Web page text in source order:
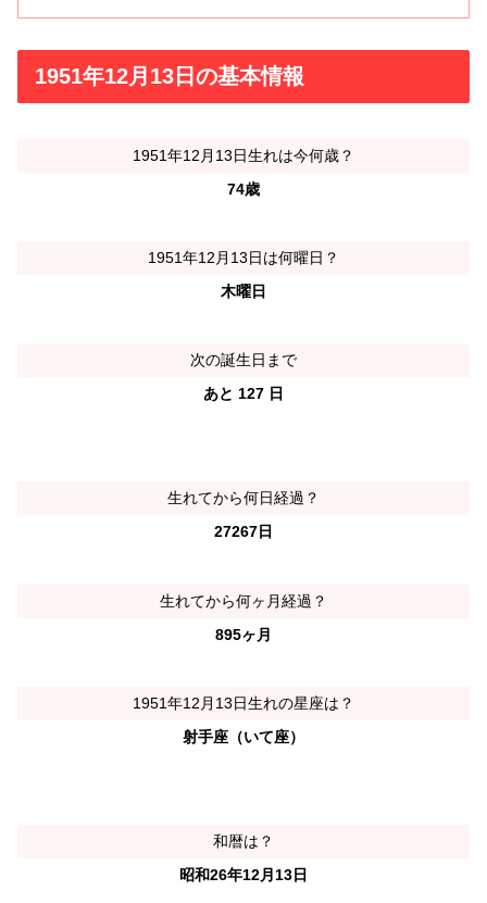
1951年12月13日の基本情報
1951年12月13日生れは今何歳？
74歳
1951年12月13日は何曜日？
木曜日
次の誕生日まで
あと 127 日
生れてから何日経過？
27267日
生れてから何ヶ月経過？
895ヶ月
1951年12月13日生れの星座は？
射手座（いて座）
和暦は？
昭和26年12月13日